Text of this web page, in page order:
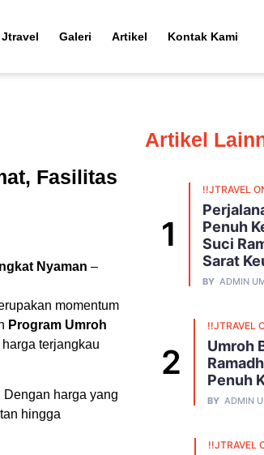
Galeri Artikel Kontak Kami
Fasilitas
Nyaman –
momentum
Program Umroh
terjangkau
harga yang
hingga
Artikel
!!JTRAVEL
Penuh
Suci
Sarat
BY ADMIN
!!JTRAVEL
Umroh
Penuh
BY ADMIN
!!JTRAVEL